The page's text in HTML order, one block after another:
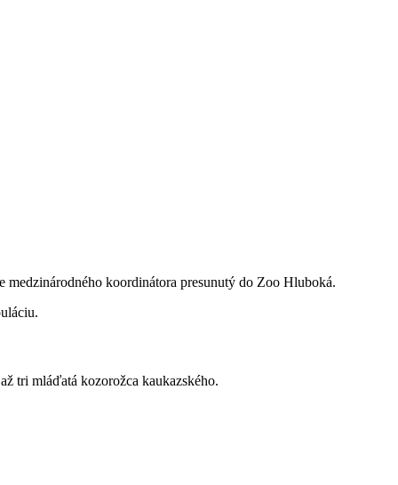
koordinátora presunutý do Zoo Hluboká.
tri mláďatá kozorožca kaukazského.